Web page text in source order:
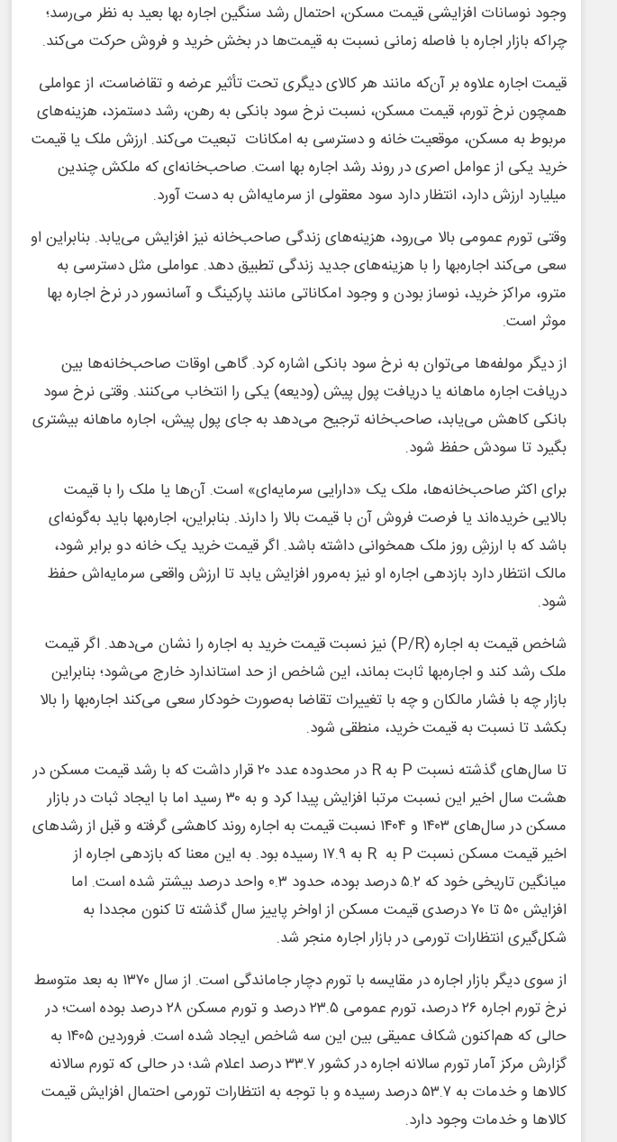
وجود نوسانات افزایشی قیمت مسکن، احتمال رشد سنگین اجاره بها بعید به نظر می‌رسد؛
چراکه بازار اجاره با فاصله زمانی نسبت به قیمت‌ها در بخش خرید و فروش حرکت می‌کند.
قیمت اجاره علاوه بر آن‌که مانند هر کالای دیگری تحت تأثیر عرضه و تقاضاست، از عواملی
همچون نرخ تورم، قیمت مسکن، نسبت نرخ سود بانکی به رهن، رشد دستمزد، هزینه‌های
مربوط به مسکن، موقعیت خانه و دسترسی به امکانات تبعیت می‌کند. ارزش ملک یا قیمت
خرید یکی از عوامل اصری در روند رشد اجاره بها است. صاحب‌خانه‌ای که ملکش چندین
میلیارد ارزش دارد، انتظار دارد سود معقولی از سرمایه‌اش به دست آورد.
وقتی تورم عمومی بالا می‌رود، هزینه‌های زندگی صاحب‌خانه نیز افزایش می‌یابد. بنابراین او
سعی می‌کند اجاره‌بها را با هزینه‌های جدید زندگی تطبیق دهد. عواملی مثل دسترسی به
مترو، مراکز خرید، نوساز بودن و وجود امکاناتی مانند پارکینگ و آسانسور در نرخ اجاره بها
موثر است.
از دیگر مولفه‌ها می‌توان به نرخ سود بانکی اشاره کرد. گاهی اوقات صاحب‌خانه‌ها بین
دریافت اجاره ماهانه یا دریافت پول پیش (ودیعه) یکی را انتخاب می‌کنند. وقتی نرخ سود
بانکی کاهش می‌یابد، صاحب‌خانه ترجیح می‌دهد به جای پول پیش، اجاره ماهانه بیشتری
بگیرد تا سودش حفظ شود.
برای اکثر صاحب‌خانه‌ها، ملک یک «دارایی سرمایه‌ای» است. آن‌ها یا ملک را با قیمت
بالایی خریده‌اند یا فرصت فروش آن با قیمت بالا را دارند. بنابراین، اجاره‌بها باید به‌گونه‌ای
باشد که با ارزشِ روز ملک همخوانی داشته باشد. اگر قیمت خرید یک خانه دو برابر شود،
مالک انتظار دارد بازدهی اجاره او نیز به‌مرور افزایش یابد تا ارزش واقعی سرمایه‌اش حفظ
شود.
شاخص قیمت به اجاره (P/R) نیز نسبت قیمت خرید به اجاره را نشان می‌دهد. اگر قیمت
ملک رشد کند و اجاره‌بها ثابت بماند، این شاخص از حد استاندارد خارج می‌شود؛ بنابراین
بازار چه با فشار مالکان و چه با تغییرات تقاضا به‌صورت خودکار سعی می‌کند اجاره‌بها را بالا
بکشد تا نسبت به قیمت خرید، منطقی شود.
تا سال‌های گذشته نسبت P به R در محدوده عدد ۲۰ قرار داشت که با رشد قیمت مسکن در
هشت سال اخیر این نسبت مرتبا افزایش پیدا کرد و به ۳۰ رسید اما با ایجاد ثبات در بازار
مسکن در سال‌های ۱۴۰۳ و ۱۴۰۴ نسبت قیمت به اجاره روند کاهشی گرفته و قبل از رشدهای
اخیر قیمت مسکن نسبت P به R به ۱۷.۹ رسیده بود. به این معنا که بازدهی اجاره از
میانگین تاریخی خود که ۵.۲‌ درصد بوده، حدود ۰.۳ واحد ‌درصد بیشتر شده است. اما
افزایش ۵۰ تا ۷۰ درصدی قیمت مسکن از اواخر پاییز سال گذشته تا کنون مجددا به
شکل‌گیری انتظارات تورمی در بازار اجاره منجر شد.
از سوی دیگر بازار اجاره در مقایسه با تورم دچار جاماندگی است. از سال ۱۳۷۰ به بعد متوسط
نرخ تورم اجاره ۲۶ درصد، تورم عمومی ۲۳.۵ درصد و تورم مسکن ۲۸ درصد بوده است؛ در
حالی که هم‌اکنون شکاف عمیقی بین این سه شاخص ایجاد شده است. فروردین ۱۴۰۵ به
گزارش مرکز آمار تورم سالانه اجاره در کشور ۳۳.۷ درصد اعلام شد؛ در حالی که تورم سالانه
کالاها و خدمات به ۵۳.۷ درصد رسیده و با توجه به انتظارات تورمی احتمال افزایش قیمت
کالاها و خدمات وجود دارد.